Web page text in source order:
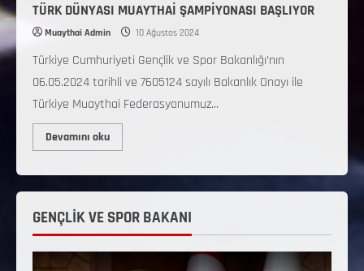
TÜRK DÜNYASI MUAYTHAİ ŞAMPİYONASI BAŞLIYOR
Muaythai Admin 10 Ağustos 2024
Türkiye Cumhuriyeti Gençlik ve Spor Bakanlığı’nın
06.05.2024 tarihli ve 7605124 sayılı Bakanlık Onayı ile
Türkiye Muaythai Federasyonumuz...
Devamını oku
GENÇLİK VE SPOR BAKANI